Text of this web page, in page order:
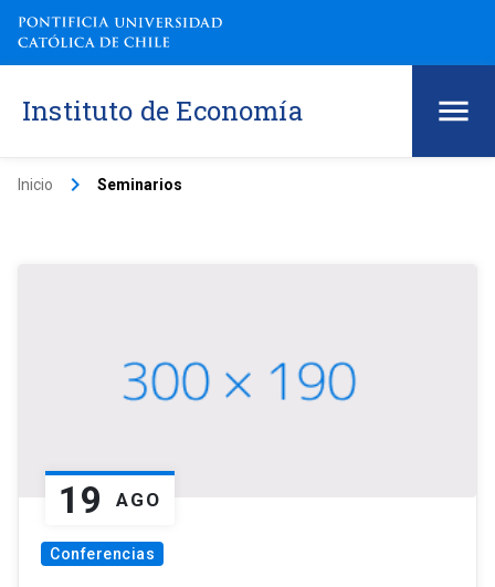
Instituto de Economía
Inicio keyboard_arrow_right Seminarios
19 AGO
Conferencias